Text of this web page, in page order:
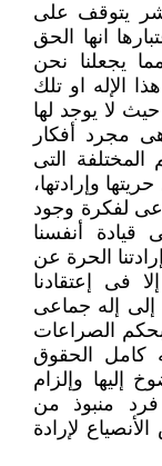
يتوقف على
انها الحق
يجعلنا نحن
الإله او تلك
‏حيث لا يوجد لها
مجرد أفكار
المختلفة التى
وإرادتها،
لفكرة وجود
قيادة أنفسنا
الحرة عن
فى ‏إعتقادنا
إلى إله جماعى
الصراعات
كامل الحقوق
إليها وإلزام
‏فرد منبوذ من
لإرادة